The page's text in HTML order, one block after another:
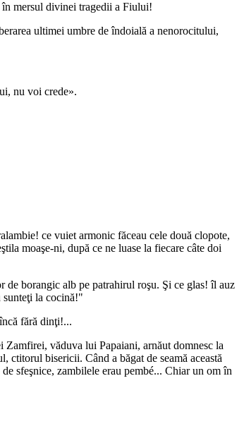
în mersul divinei tragedii a Fiului!
ultimei umbre de îndoială a nenorocitului,
nu voi crede».
ce vuiet armonic făceau cele două clopote,
moaşe-ni, după ce ne luase la fiecare câte doi
borangic alb pe patrahirul roşu. Şi ce glas! îl auz
sunteţi la cocină!"
fără dinţi!...
văduva lui Papaiani, arnăut domnesc la
ctitorul bisericii. Când a băgat de seamă această
sfeşnice, zambilele erau pembé... Chiar un om în